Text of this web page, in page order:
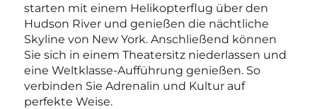
starten mit einem Helikopterflug über den
Hudson River und genießen die nächtliche
Skyline von New York. Anschließend können
Sie sich in einem Theatersitz niederlassen und
eine Weltklasse-Aufführung genießen. So
verbinden Sie Adrenalin und Kultur auf
perfekte Weise.